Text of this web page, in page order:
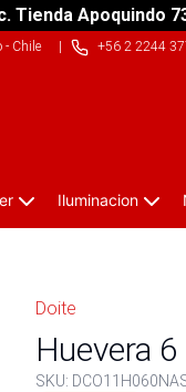
Tienda Apoquindo
- Chile| +56 2 2244
Iluminacion
Doite
Huevera
SKU: